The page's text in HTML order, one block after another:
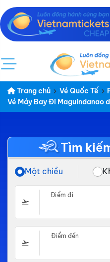
Trang chủ Vé Quốc Tế
Vé Máy Bay Đi Maguindanao
Tìm
Một chiều
Điểm đi
Điểm đến